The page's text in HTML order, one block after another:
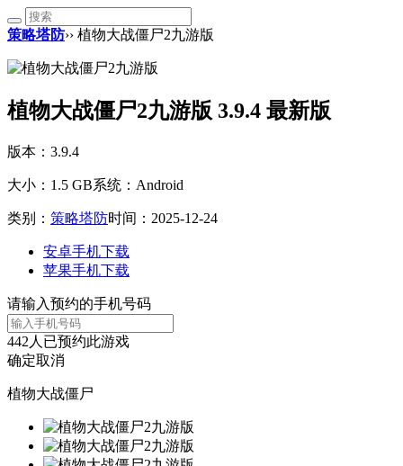
策略塔防›› 植物大战僵尸2九游版
植物大战僵尸2九游版 3.9.4 最新版
版本：3.9.4
大小：1.5 GB系统：Android
类别： 策略塔防时间：2025-12-24
安卓手机下载
苹果手机下载
请输入预约的手机号码
442 人已预约此游戏
确定取消
植物大战僵尸